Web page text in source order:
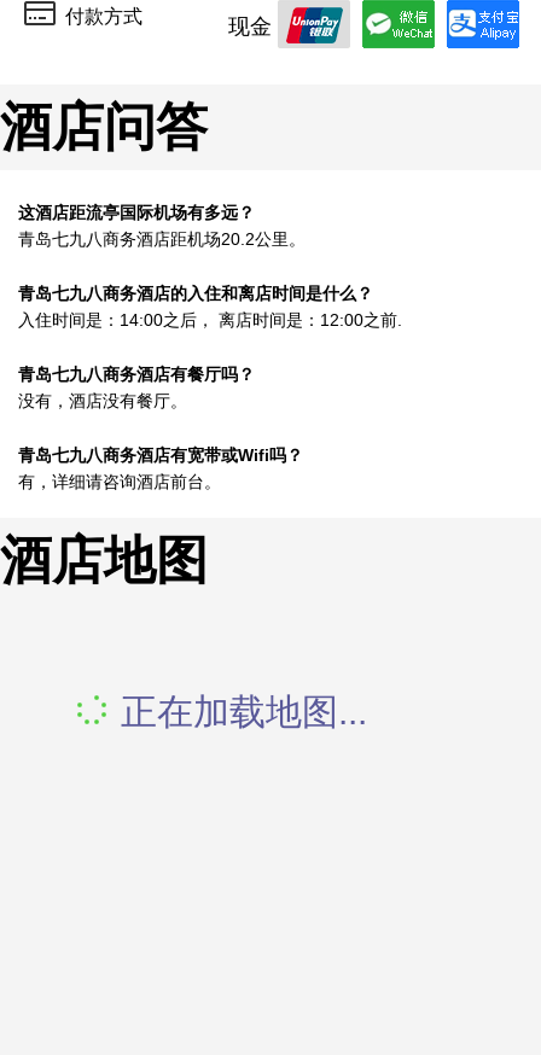
付款方式 现金
酒店问答
这酒店距流亭国际机场有多远？
青岛七九八商务酒店距机场20.2公里。
青岛七九八商务酒店的入住和离店时间是什么？
入住时间是：14:00之后， 离店时间是：12:00之前.
青岛七九八商务酒店有餐厅吗？
没有，酒店没有餐厅。
青岛七九八商务酒店有宽带或Wifi吗？
有，详细请咨询酒店前台。
酒店地图
正在加载地图...